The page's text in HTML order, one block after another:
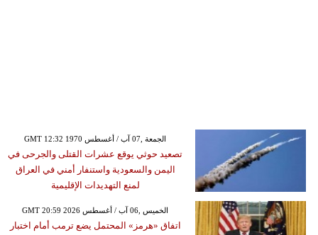
GMT 12:32 1970 الجمعة ,07 آب / أغسطس
تصعيد حوثي يوقع عشرات القتلى والجرحى في
اليمن والسعودية واستنفار أمني في العراق
لمنع التهديدات الإقليمية
GMT 20:59 2026 الخميس ,06 آب / أغسطس
اتفاق «هرمز» المحتمل يضع ترمب أمام اختبار